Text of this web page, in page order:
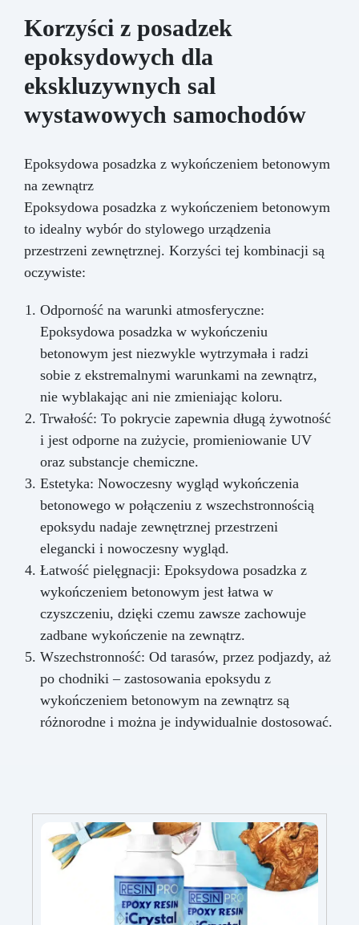
Korzyści z posadzek
epoksydowych dla
ekskluzywnych sal
wystawowych samochodów
Epoksydowa posadzka z wykończeniem betonowym
na zewnątrz
Epoksydowa posadzka z wykończeniem betonowym
to idealny wybór do stylowego urządzenia
przestrzeni zewnętrznej. Korzyści tej kombinacji są
oczywiste:
Odporność na warunki atmosferyczne:
Epoksydowa posadzka w wykończeniu
betonowym jest niezwykle wytrzymała i radzi
sobie z ekstremalnymi warunkami na zewnątrz,
nie wyblakając ani nie zmieniając koloru.
Trwałość: To pokrycie zapewnia długą żywotność
i jest odporne na zużycie, promieniowanie UV
oraz substancje chemiczne.
Estetyka: Nowoczesny wygląd wykończenia
betonowego w połączeniu z wszechstronnością
epoksydu nadaje zewnętrznej przestrzeni
elegancki i nowoczesny wygląd.
Łatwość pielęgnacji: Epoksydowa posadzka z
wykończeniem betonowym jest łatwa w
czyszczeniu, dzięki czemu zawsze zachowuje
zadbane wykończenie na zewnątrz.
Wszechstronność: Od tarasów, przez podjazdy, aż
po chodniki – zastosowania epoksydu z
wykończeniem betonowym na zewnątrz są
różnorodne i można je indywidualnie dostosować.